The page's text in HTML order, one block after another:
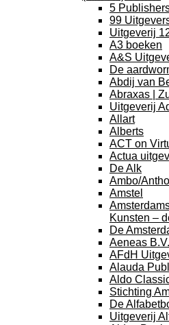
5
99
Uitgeverij
A3 boeken
A&S
De
Abdij van
Abraxas |
Uitgeverij
Allart
Alberts
ACT on
Actua
De Alk
Ambo/
Amstel
Kunsten –
De
Aeneas B.V.
AFdH
Alauda
Aldo
Stichting
De
Uitgeverij